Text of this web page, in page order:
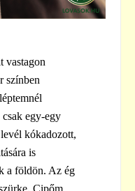
vastagon
színben
egy-egy
kókadozott,
is
a földön. Az ég
Cipőm